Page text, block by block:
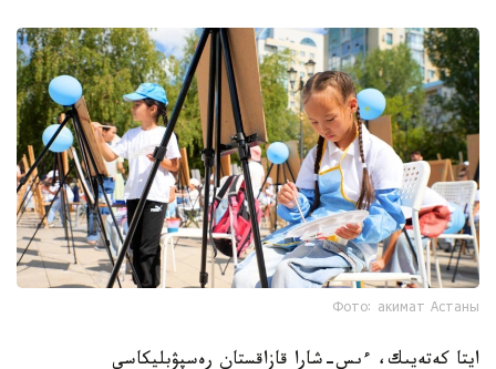
Фото: акимат Астаны
ايتا كەتەيىك، ءىس-شارا قازاقستان رەسپۋبليكاسى